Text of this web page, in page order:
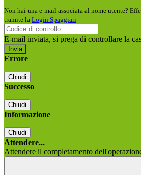
Non hai una e-mail associata al nome utente?
tramite la Login Spaggiari
E-mail inviata, si prega di controllare la
Errore
Chiudi
Successo
Chiudi
Informazione
Chiudi
Attendere...
Attendere il completamento